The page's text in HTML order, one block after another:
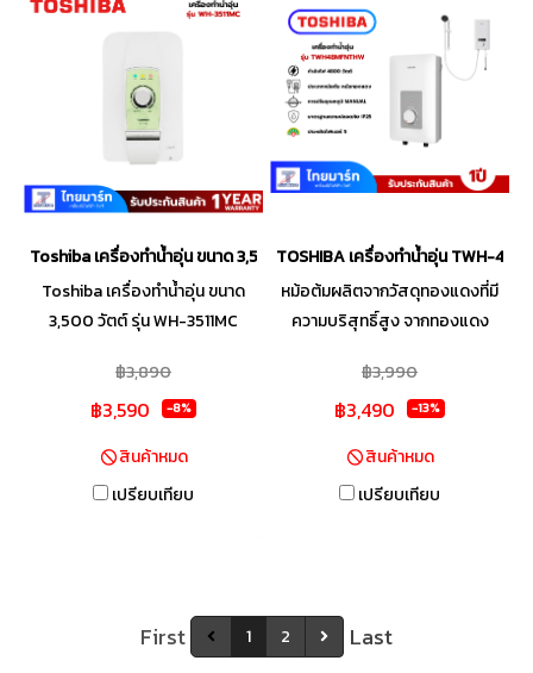
ได้อย่างสบาย ด้วยเครื่องทำน้ำอุ่น
TOSHIBA รุ่น TWH-
38MFNTH(W)-WB มาพร้อม
เทคโนโลยี SensTemp™ หมด
กังวลเรื่องน้ำร้อนลวกผิว และ
ควบคุมอุณหภูมิน้ำร้อนอย่างต่อ
เนื่อง ด้วยหม้อต้มทองแดง
คุณภาพสูง ทนทานต่อการ
กัดกร่อนและแรงดันน้ำ โดดเด่น
ด้วยความทนทานที่เหนือกว่า มั่นใจ
ทุกการใช้งานกับระบบป้องกัน
ไฟฟ้ารั่ว ELCB มาตรฐานระดับ
สากล พร้อมมาตรฐานป้องกันน้ำ
ระดับ IP25 ใช้งานได้อย่าง
ปลอดภัยและป้องกันอันตรายจาก
น้ำเข้าเครื่องได้อย่างมี
ประสิทธิภาพ
Toshiba เครื่องทำน้ำอุ่น ขนาด 3,500 วัตต์ รุ่น WH-3511MC
Toshiba เครื่องทำน้ำอุ่น ขนาด
3,500 วัตต์ รุ่น WH-3511MC
จุด ฝักบัวปรับสายน้ำได้ 5 ระดับ
สายไฟทนความร้อนสูง
฿3,890
฿3,590 -8%
สินค้าหมด
เปรียบเทียบ
TOSHIBA เครื่องทำน้ำอุ่น TWH-
หม้อต้มผลิตจากวัสดุทองแดงที่มี
ความบริสุทธิ์สูง จากทองแดง
เร็วทันใจ ระบบตัดไฟอัตโนมัติ
ELCB กรณีกระแสไฟฟ้ารั่ว เพิ่ม
SensTemp ควบคุมอุณหภูมิไม่ให้
ผันผวน ไม่เกิดสภาวะน้ำ ร้อนลวก
฿3,990
฿3,490 -13%
สินค้าหมด
เปรียบเทียบ
First 1 2 Last